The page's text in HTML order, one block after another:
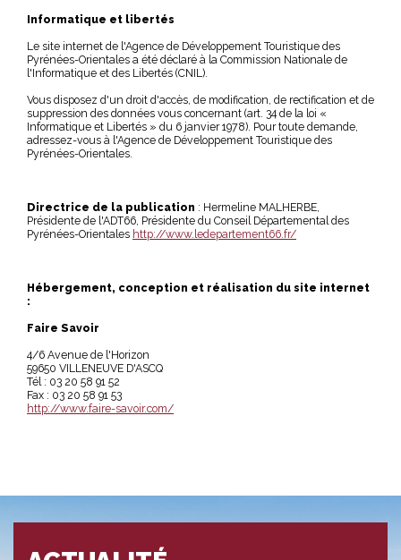
Informatique et libertés
Le site internet de l'Agence de Développement Touristique des
Pyrénées-Orientales a été déclaré à la Commission Nationale de
l'Informatique et des Libertés (CNIL).
Vous disposez d'un droit d'accès, de modification, de rectification et de
suppression des données vous concernant (art. 34 de la loi «
Informatique et Libertés » du 6 janvier 1978). Pour toute demande,
adressez-vous à l'Agence de Développement Touristique des
Pyrénées-Orientales.
Directrice de la publication : Hermeline MALHERBE,
Présidente de l'ADT66, Présidente du Conseil Départemental des
Pyrénées-Orientales http://www.ledepartement66.fr/
Hébergement, conception et réalisation du site internet
:
Faire Savoir
4/6 Avenue de l'Horizon
59650 VILLENEUVE D'ASCQ
Tél : 03 20 58 91 52
Fax : 03 20 58 91 53
http://www.faire-savoir.com/